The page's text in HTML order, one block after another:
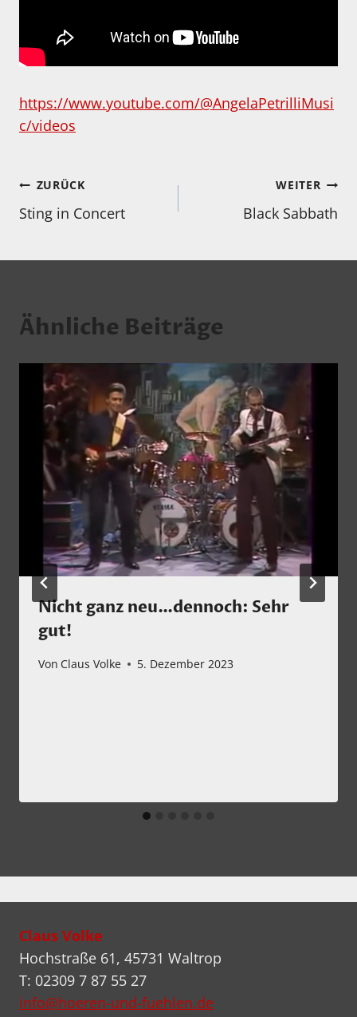
https://www.youtube.com/@AngelaPetrilliMusi
c/videos
Beitragsnavigation
ZURÜCK
Sting in Concert
WEITER
Black Sabbath
Ähnliche Beiträge
Nicht ganz neu…dennoch: Sehr
gut!
Von Claus Volke 5. Dezember 2023
Claus Volke
Hochstraße 61, 45731 Waltrop
T: 02309 7 87 55 27
info@hoeren-und-fuehlen.de